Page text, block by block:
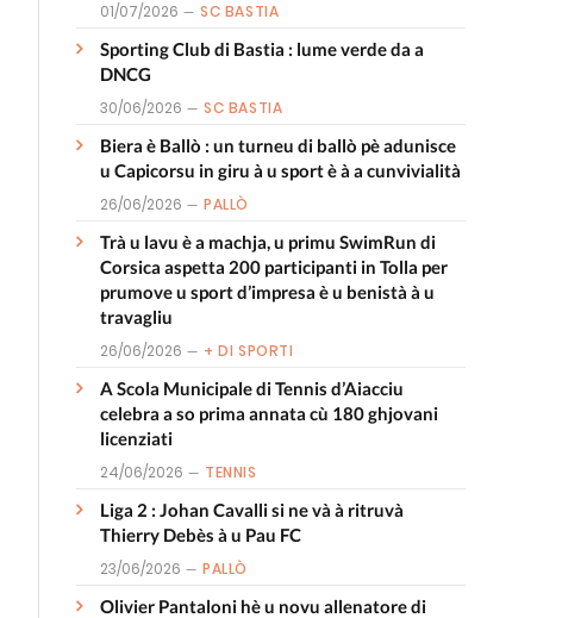
01/07/2026 SC BASTIA
Sporting Club di Bastia : lume verde da a
DNCG
30/06/2026 SC BASTIA
Biera è Ballò : un turneu di ballò pè adunisce
u Capicorsu in giru à u sport è à a cunvivialità
26/06/2026 PALLÒ
Trà u lavu è a machja, u primu SwimRun di
Corsica aspetta 200 participanti in Tolla per
prumove u sport d’impresa è u benistà à u
travagliu
26/06/2026 + DI SPORTI
A Scola Municipale di Tennis d’Aiacciu
celebra a so prima annata cù 180 ghjovani
licenziati
24/06/2026 TENNIS
Liga 2 : Johan Cavalli si ne và à ritruvà
Thierry Debès à u Pau FC
23/06/2026 PALLÒ
Olivier Pantaloni hè u novu allenatore di